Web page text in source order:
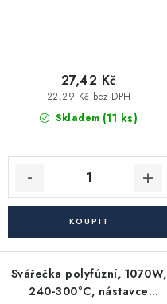
Skladem (11 ks)
22,29 Kč bez DPH
27,42 Kč
Svářečka polyfúzní, 1070W,
240-300°C, nástavce